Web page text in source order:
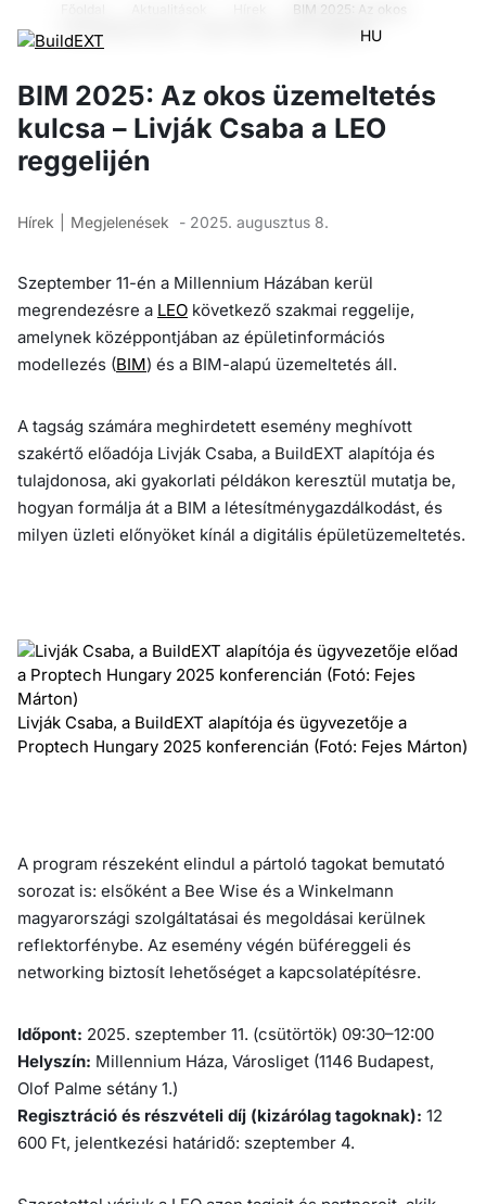
HU
BIM 2025: Az okos
üzemeltetés kulcsa – Livják Csaba a LEO reggelijén
BIM 2025: Az okos üzemeltetés
kulcsa – Livják Csaba a LEO
reggelijén
Hírek Megjelenések - 2025. augusztus 8.
Szeptember 11-én a Millennium Házában kerül
megrendezésre a LEO következő szakmai reggelije,
amelynek középpontjában az épületinformációs
modellezés (BIM) és a BIM-alapú üzemeltetés áll.
A tagság számára meghirdetett esemény meghívott
szakértő előadója Livják Csaba, a BuildEXT alapítója és
tulajdonosa, aki gyakorlati példákon keresztül mutatja be,
hogyan formálja át a BIM a létesítménygazdálkodást, és
milyen üzleti előnyöket kínál a digitális épületüzemeltetés.
Livják Csaba, a BuildEXT alapítója és ügyvezetője a
Proptech Hungary 2025 konferencián (Fotó: Fejes Márton)
A program részeként elindul a pártoló tagokat bemutató
sorozat is: elsőként a Bee Wise és a Winkelmann
magyarországi szolgáltatásai és megoldásai kerülnek
reflektorfénybe. Az esemény végén büféreggeli és
networking biztosít lehetőséget a kapcsolatépítésre.
Időpont: 2025. szeptember 11. (csütörtök) 09:30–12:00
Helyszín: Millennium Háza, Városliget (1146 Budapest,
Olof Palme sétány 1.)
Regisztráció és részvételi díj (kizárólag tagoknak): 12
600 Ft, jelentkezési határidő: szeptember 4.